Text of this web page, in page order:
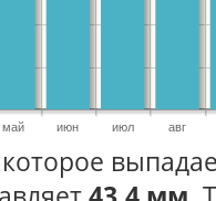
май июн июл авг